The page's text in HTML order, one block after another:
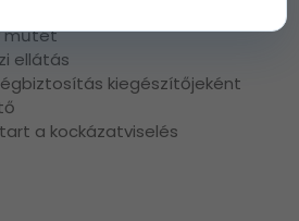
műtét
ellátás
kiegészítőjeként
a kockázatviselés